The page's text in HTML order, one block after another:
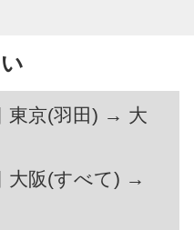
東京(羽田) → 大
大阪(すべて) →